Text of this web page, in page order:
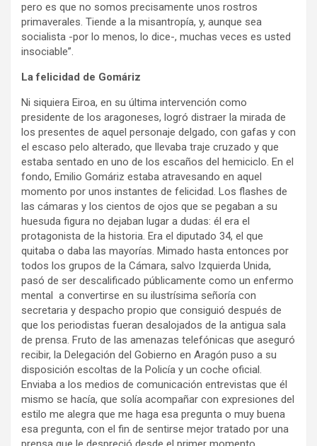
pero es que no somos precisamente unos rostros
primaverales. Tiende a la misantropía, y, aunque sea
socialista -por lo menos, lo dice-, muchas veces es usted
insociable”.
La felicidad de Gomáriz
Ni siquiera Eiroa, en su última intervención como
presidente de los aragoneses, logró distraer la mirada de
los presentes de aquel personaje delgado, con gafas y con
el escaso pelo alterado, que llevaba traje cruzado y que
estaba sentado en uno de los escaños del hemiciclo. En el
fondo, Emilio Gomáriz estaba atravesando en aquel
momento por unos instantes de felicidad. Los flashes de
las cámaras y los cientos de ojos que se pegaban a su
huesuda figura no dejaban lugar a dudas: él era el
protagonista de la historia. Era el diputado 34, el que
quitaba o daba las mayorías. Mimado hasta entonces por
todos los grupos de la Cámara, salvo Izquierda Unida,
pasó de ser descalificado públicamente como un enfermo
mental a convertirse en su ilustrísima señoría con
secretaria y despacho propio que consiguió después de
que los periodistas fueran desalojados de la antigua sala
de prensa. Fruto de las amenazas telefónicas que aseguró
recibir, la Delegación del Gobierno en Aragón puso a su
disposición escoltas de la Policía y un coche oficial.
Enviaba a los medios de comunicación entrevistas que él
mismo se hacía, que solía acompañar con expresiones del
estilo me alegra que me haga esa pregunta o muy buena
esa pregunta, con el fin de sentirse mejor tratado por una